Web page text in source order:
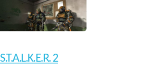
S.T.A.L.K.E.R. 2